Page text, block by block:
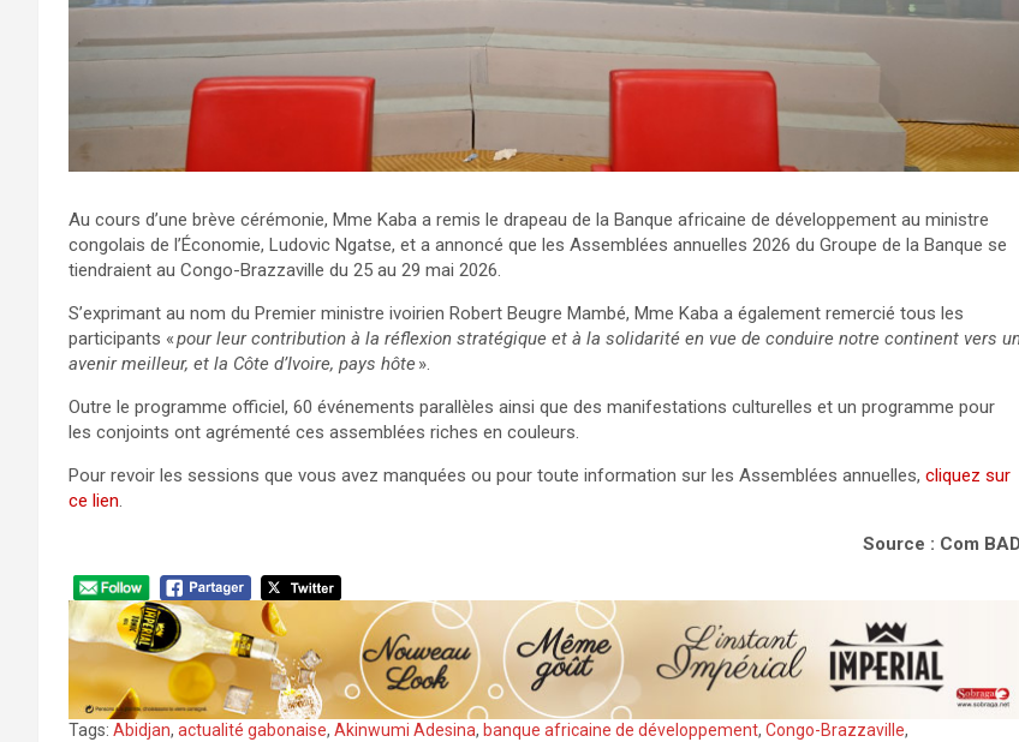
Au cours d’une brève cérémonie, Mme Kaba a remis le drapeau de la Banque africaine de développement au ministre
congolais de l’Économie, Ludovic Ngatse, et a annoncé que les Assemblées annuelles 2026 du Groupe de la Banque se
tiendraient au Congo-Brazzaville du 25 au 29 mai 2026.
S’exprimant au nom du Premier ministre ivoirien Robert Beugre Mambé, Mme Kaba a également remercié tous les
participants «pour leur contribution à la réflexion stratégique et à la solidarité en vue de conduire notre continent vers
avenir meilleur, et la Côte d’Ivoire, pays hôte ».
Outre le programme officiel, 60 événements parallèles ainsi que des manifestations culturelles et un programme pour
les conjoints ont agrémenté ces assemblées riches en couleurs.
Pour revoir les sessions que vous avez manquées ou pour toute information sur les Assemblées annuelles, cliquez sur
ce lien.
Source : Com BAD
Tags: Abidjan, actualité gabonaise, Akinwumi Adesina, banque africaine de développement, Congo-Brazzaville,